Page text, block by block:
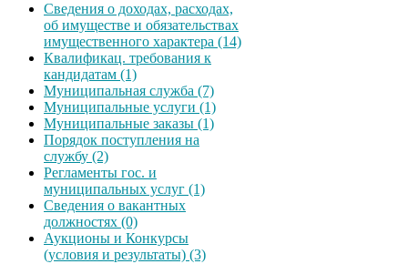
Сведения о доходах, расходах,
об имуществе и обязательствах
имущественного характера (14)
Квалификац. требования к
кандидатам (1)
Муниципальная служба (7)
Муниципальные услуги (1)
Муниципальные заказы (1)
Порядок поступления на
службу (2)
Регламенты гос. и
муниципальных услуг (1)
Сведения о вакантных
должностях (0)
Аукционы и Конкурсы
(условия и результаты) (3)